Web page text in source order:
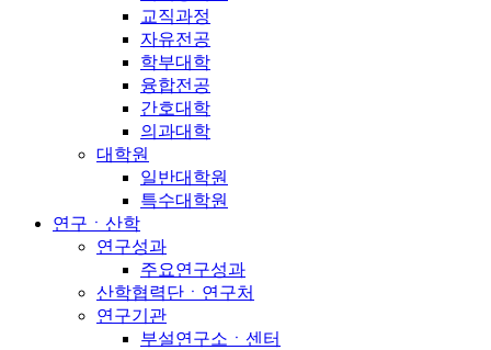
교직과정
자유전공
학부대학
융합전공
간호대학
의과대학
대학원
일반대학원
특수대학원
연구ㆍ산학
연구성과
주요연구성과
산학협력단ㆍ연구처
연구기관
부설연구소ㆍ센터